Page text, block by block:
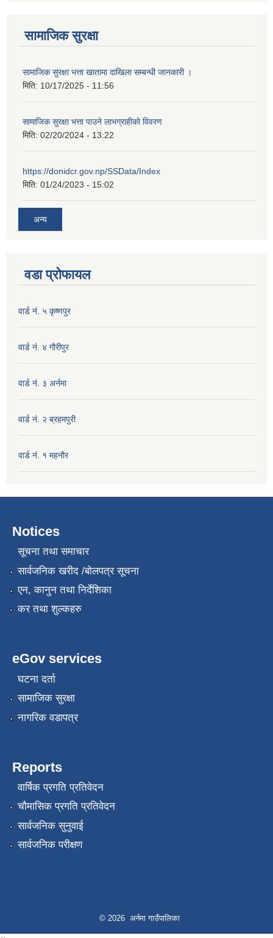
सामाजिक सुरक्षा
सामाजिक सुरक्षा भत्ता खातामा दाखिला सम्बन्धी जानकारी ।
मिति: 10/17/2025 - 11:56
सामाजिक सुरक्षा भत्ता पाउने लाभग्राहीको विवरण
मिति: 02/20/2024 - 13:22
https://donidcr.gov.np/SSData/Index
मिति: 01/24/2023 - 15:02
अन्य
वडा प्रोफायल
वार्ड नं. ५ कृष्णपुर
वार्ड नं. ४ गाैरीपुर
वार्ड नं. ३ अर्नमा
वार्ड नं. २ ब्रहमपुरी
वार्ड नं. १ महनाैर
Notices
सूचना तथा समाचार
सार्वजनिक खरीद /बोलपत्र सूचना
एन, कानुन तथा निर्देशिका
कर तथा शुल्कहरु
eGov services
घटना दर्ता
सामाजिक सुरक्षा
नागरिक वडापत्र
Reports
वार्षिक प्रगति प्रतिवेदन
चौमासिक प्रगति प्रतिवेदन
सार्वजनिक सुनुवाई
सार्वजनिक परीक्षण
© 2026 अर्नमा गाउँपालिका